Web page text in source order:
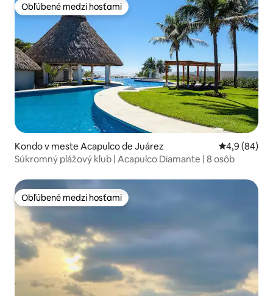
Obľúbené medzi hosťami
Obľúbené medzi hosťami
Kondo v meste Acapulco de Juárez Priemerné
4,9 (84)
Súkromný plážový klub | Acapulco Diamante | 8 osôb
Obľúbené medzi hosťami
Obľúbené medzi hosťami